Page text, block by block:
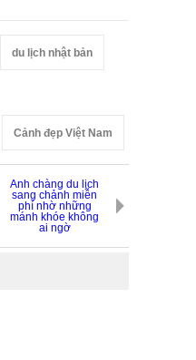
du lịch nhật bản
Cảnh đẹp Việt Nam
Anh chàng du lịch
sang chảnh miễn
phí nhờ những
mánh khóe không
ai ngờ